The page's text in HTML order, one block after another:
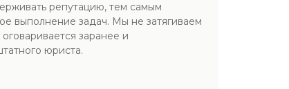
репутацию, тем самым
выполнение задач. Мы не затягиваем
заранее и
юриста.